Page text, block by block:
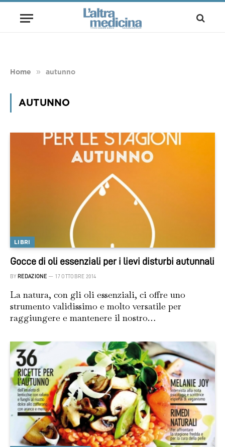
Home » autunno
AUTUNNO
LIBRI
Gocce di oli essenziali per i lievi disturbi autunnali
BY REDAZIONE 17 OTTOBRE 2014
La natura, con gli oli essenziali, ci offre uno
strumento validissimo e molto versatile per
raggiungere e mantenere il nostro…